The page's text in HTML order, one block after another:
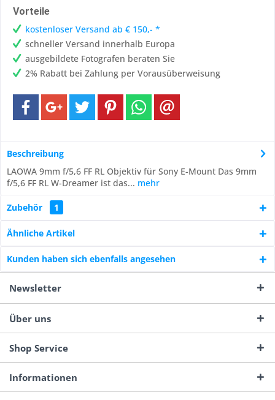
Vorteile
kostenloser Versand ab € 150,- *
schneller Versand innerhalb Europa
ausgebildete Fotografen beraten Sie
2% Rabatt bei Zahlung per Vorausüberweisung
Beschreibung
LAOWA 9mm f/5,6 FF RL Objektiv für Sony E-Mount Das 9mm
f/5,6 FF RL W-Dreamer ist das... mehr
Zubehör 1
Ähnliche Artikel
Kunden haben sich ebenfalls angesehen
Newsletter
Über uns
Shop Service
Informationen